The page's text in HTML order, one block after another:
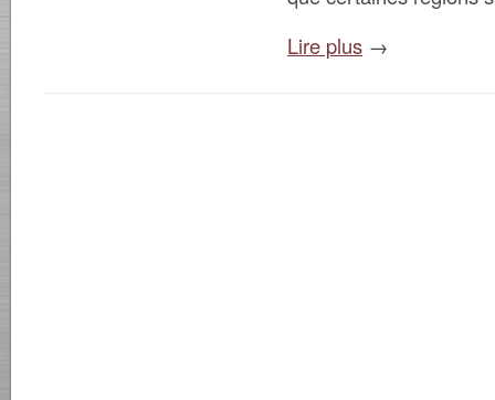
Lire plus →